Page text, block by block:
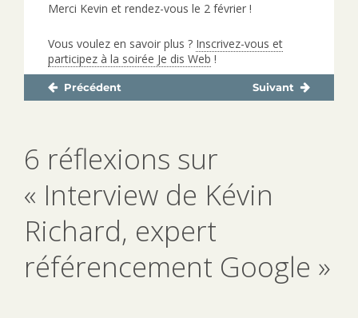
Merci Kevin et rendez-vous le 2 février !
Vous voulez en savoir plus ? Inscrivez-vous et
participez à la soirée Je dis Web !
NavigationPrécédent Suivant
6 réflexions sur
« Interview de Kévin
Richard, expert
référencement Google »